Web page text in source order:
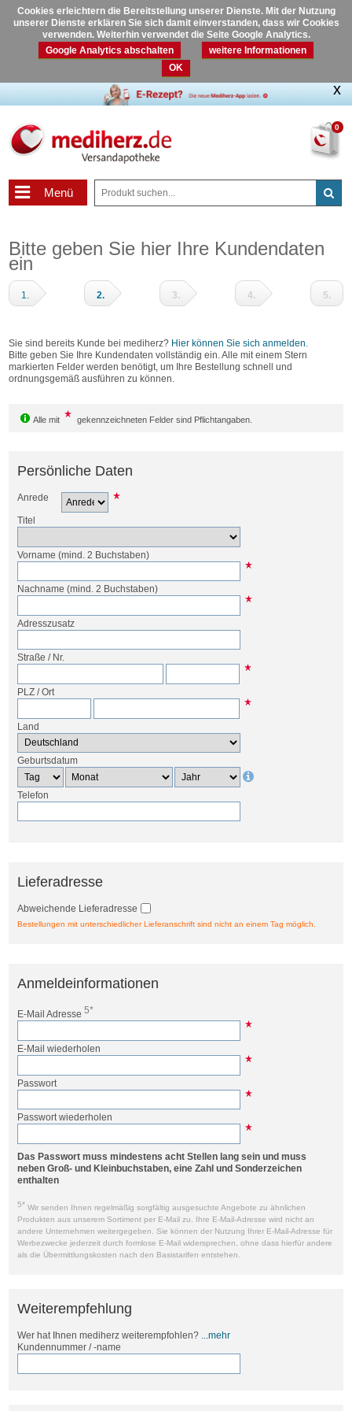
Cookies erleichtern die Bereitstellung unserer Dienste. Mit der Nutzung
unserer Dienste erklären Sie sich damit einverstanden, dass wir Cookies
verwenden. Weiterhin verwendet die Seite Google Analytics.
Google Analytics abschalten
weitere Informationen
OK
0
Menü
Bitte geben Sie hier Ihre Kundendaten
ein
1. 2. 3. 4.
und
Bestellen
5.
Sie sind bereits Kunde bei mediherz? Hier können Sie sich anmelden.
Bitte geben Sie Ihre Kundendaten vollständig ein. Alle mit einem Stern
markierten Felder werden benötigt, um Ihre Bestellung schnell und
ordnungsgemäß ausführen zu können.
Alle mit gekennzeichneten Felder sind Pflichtangaben.
Persönliche Daten
Anrede
Titel
Vorname (mind. 2 Buchstaben)
Nachname (mind. 2 Buchstaben)
Adresszusatz
Straße / Nr.
PLZ/Ort
Land
Geburtsdatum
Telefon
Lieferadresse
Abweichende Lieferadresse
Bestellungen mit unterschiedlicher Lieferanschrift sind nicht an einem Tag möglich.
Anmeldeinformationen
E-Mail Adresse 5*
E-Mail wiederholen
Passwort
Passwort wiederholen
Das Passwort muss mindestens acht Stellen lang sein und muss
neben Groß- und Kleinbuchstaben, eine Zahl und Sonderzeichen
enthalten
5* Wir senden Ihnen regelmäßig sorgfältig ausgesuchte Angebote zu ähnlichen
Produkten aus unserem Sortiment per E-Mail zu. Ihre E-Mail-Adresse wird nicht an
andere Unternehmen weitergegeben. Sie können der Nutzung Ihrer E-Mail-Adresse für
Werbezwecke jederzeit durch formlose E-Mail widersprechen, ohne dass hierfür andere
als die Übermittlungskosten nach den Basistarifen entstehen.
Weiterempfehlung
Wer hat Ihnen mediherz weiterempfohlen? ...mehr
Kundennummer / -name